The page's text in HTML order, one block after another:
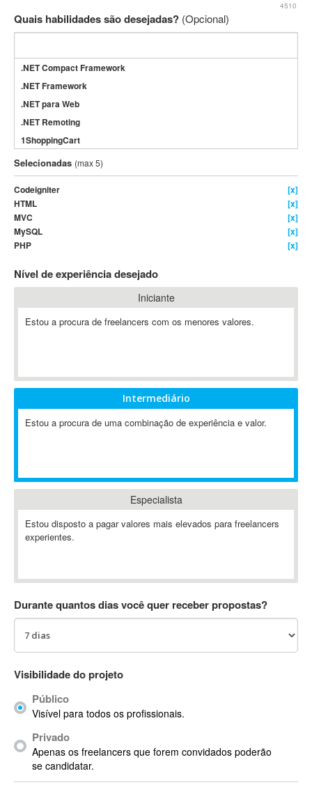
4510
Quais habilidades são desejadas? (Opcional)
.NET Compact Framework
.NET Framework
.NET para Web
.NET Remoting
1ShoppingCart
3DS Max
3GSM
4D Dimension
802.11
A&P
A-GPS
A2Billing
AAUS Scientific Diver
ABAP
ABIS
Ableton
Ableton Live
Abstract Window Toolkit (AWT)
AC Drives
AC3
ACID Pro
ACPI
ACT
Actian
Actimize
ActionScript
ActionScript 3
Selecionadas (max 5)
Codeigniter
[x]
HTML
[x]
MVC
[x]
MySQL
[x]
PHP
[x]
Nível de experiência desejado
Iniciante
Estou a procura de freelancers com os menores valores.
Intermediário
Estou a procura de uma combinação de experiência e valor.
Especialista
Estou disposto a pagar valores mais elevados para freelancers
experientes.
Durante quantos dias você quer receber propostas?
Visibilidade do projeto
Público
Visível para todos os profissionais.
Privado
Apenas os freelancers que forem convidados poderão
se candidatar.